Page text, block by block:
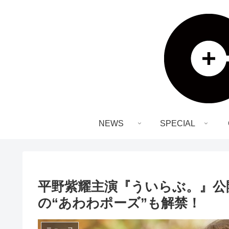
NEWS SPECIAL
平野紫耀主演『ういらぶ。』
の“あわわポーズ”も解禁！